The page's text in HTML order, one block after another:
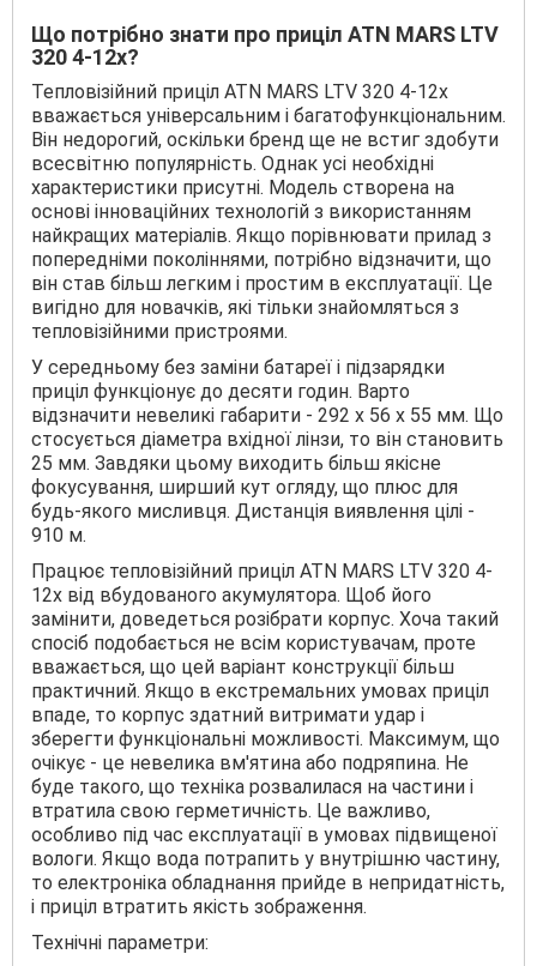
Що потрібно знати про приціл ATN MARS LTV
320 4-12x?
Тепловізійний приціл ATN MARS LTV 320 4-12x
вважається універсальним і багатофункціональним.
Він недорогий, оскільки бренд ще не встиг здобути
всесвітню популярність. Однак усі необхідні
характеристики присутні. Модель створена на
основі інноваційних технологій з використанням
найкращих матеріалів. Якщо порівнювати прилад з
попередніми поколіннями, потрібно відзначити, що
він став більш легким і простим в експлуатації. Це
вигідно для новачків, які тільки знайомляться з
тепловізійними пристроями.
У середньому без заміни батареї і підзарядки
приціл функціонує до десяти годин. Варто
відзначити невеликі габарити - 292 х 56 х 55 мм. Що
стосується діаметра вхідної лінзи, то він становить
25 мм. Завдяки цьому виходить більш якісне
фокусування, ширший кут огляду, що плюс для
будь-якого мисливця. Дистанція виявлення цілі -
910 м.
Працює тепловізійний приціл ATN MARS LTV 320 4-
12x від вбудованого акумулятора. Щоб його
замінити, доведеться розібрати корпус. Хоча такий
спосіб подобається не всім користувачам, проте
вважається, що цей варіант конструкції більш
практичний. Якщо в екстремальних умовах приціл
впаде, то корпус здатний витримати удар і
зберегти функціональні можливості. Максимум, що
очікує - це невелика вм'ятина або подряпина. Не
буде такого, що техніка розвалилася на частини і
втратила свою герметичність. Це важливо,
особливо під час експлуатації в умовах підвищеної
вологи. Якщо вода потрапить у внутрішню частину,
то електроніка обладнання прийде в непридатність,
і приціл втратить якість зображення.
Технічні параметри: